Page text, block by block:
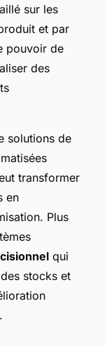
sur les
et par
pouvoir de
des
solutions de
transformer
en
Plus
qui
stocks et